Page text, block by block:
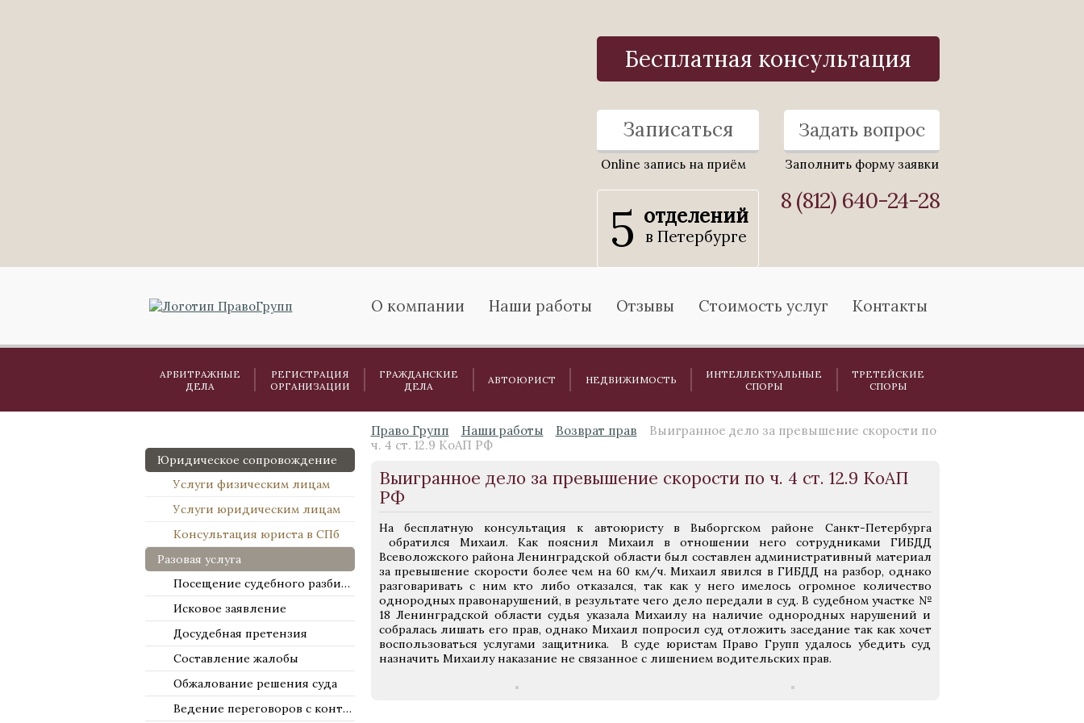
Бесплатная консультация
Записаться
Online запись на приём
Задать вопрос
Заполнить форму заявки
5 отделений
в Петербурге
8 (812) 640-24-28
О компании Наши работы Отзывы Стоимость услуг Контакты
АРБИТРАЖНЫЕ
ДЕЛА
РЕГИСТРАЦИЯ
ОРГАНИЗАЦИИ
ГРАЖДАНСКИЕ
ДЕЛА
АВТОЮРИСТ НЕДВИЖИМОСТЬ
ИНТЕЛЛЕКТУАЛЬНЫЕ
СПОРЫ
ТРЕТЕЙСКИЕ
СПОРЫ
Юридическое сопровождение
Услуги физическим лицам
Услуги юридическим лицам
Консультация юриста в СПб
Разовая услуга
Посещение судебного разбирательства
Исковое заявление
Досудебная претензия
Составление жалобы
Обжалование решения суда
Ведение переговоров с контрагентами
Право Групп Наши работы Возврат прав
Выигранное дело за превышение скорости по
ч. 4 ст. 12.9 КоАП РФ
Выигранное дело за превышение скорости по ч. 4 ст. 12.9 КоАП
РФ
На бесплатную консультация к автоюристу в Выборгском районе Санкт-Петербурга
обратился Михаил. Как пояснил Михаил в отношении него сотрудниками ГИБДД
Всеволожского района Ленинградской области был составлен административный материал
за превышение скорости более чем на 60 км/ч. Михаил явился в ГИБДД на разбор, однако
разговаривать с ним кто либо отказался, так как у него имелось огромное количество
однородных правонарушений, в результате чего дело передали в суд. В судебном участке №
18 Ленинградской области судья указала Михаилу на наличие однородных нарушений и
собралась лишать его прав, однако Михаил попросил суд отложить заседание так как хочет
воспользоваться услугами защитника. В суде юристам Право Групп удалось убедить суд
назначить Михаилу наказание не связанное с лишением водительских прав.